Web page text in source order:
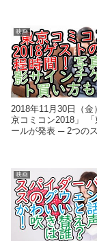
映画
2018年11月30日（
京コミコン2018」
ールが発表 ─ 2つの
映画